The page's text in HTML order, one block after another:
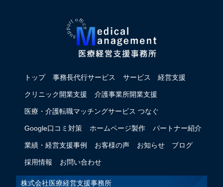
トップ 事務長代行サービス サービス 経営支援
クリニック開業支援 介護事業所開業支援
医療・介護転職マッチングサービス つなぐ
Google口コミ対策 ホームページ製作 パートナー紹介
業績・経営支援事例 お客様の声 お知らせ ブログ
採用情報 お問い合わせ
株式会社医療経営支援事務所